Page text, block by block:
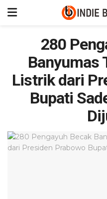
280
Banyumas
Listrik dari
Bupati